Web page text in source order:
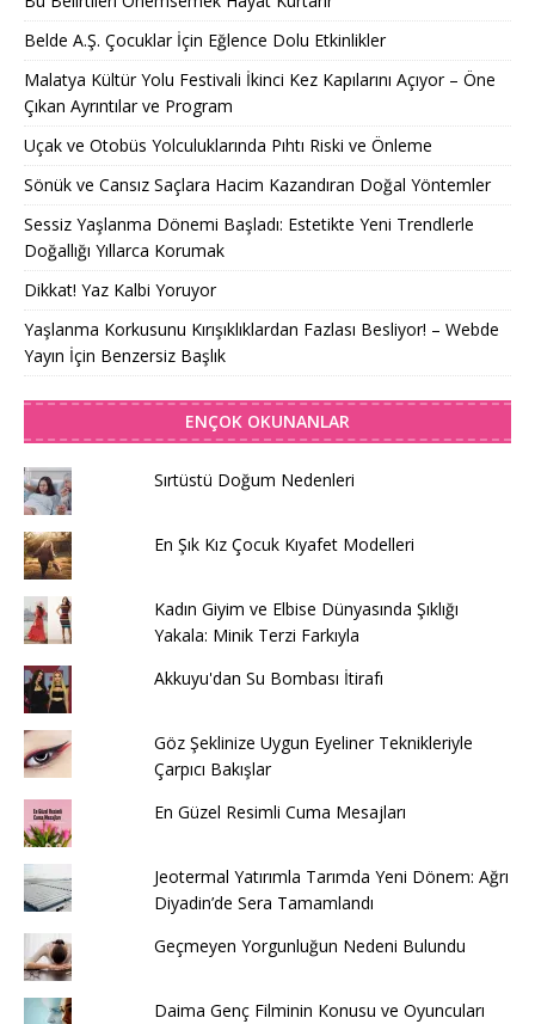
Belde A.Ş. Çocuklar İçin Eğlence Dolu Etkinlikler
Malatya Kültür Yolu Festivali İkinci Kez Kapılarını Açıyor – Öne
Çıkan Ayrıntılar ve Program
Uçak ve Otobüs Yolculuklarında Pıhtı Riski ve Önleme
Sönük ve Cansız Saçlara Hacim Kazandıran Doğal Yöntemler
Sessiz Yaşlanma Dönemi Başladı: Estetikte Yeni Trendlerle
Doğallığı Yıllarca Korumak
Dikkat! Yaz Kalbi Yoruyor
Yaşlanma Korkusunu Kırışıklıklardan Fazlası Besliyor! – Webde
Yayın İçin Benzersiz Başlık
ENÇOK OKUNANLAR
Sırtüstü Doğum Nedenleri
En Şık Kız Çocuk Kıyafet Modelleri
Kadın Giyim ve Elbise Dünyasında Şıklığı
Yakala: Minik Terzi Farkıyla
Akkuyu'dan Su Bombası İtirafı
Göz Şeklinize Uygun Eyeliner Teknikleriyle
Çarpıcı Bakışlar
En Güzel Resimli Cuma Mesajları
Jeotermal Yatırımla Tarımda Yeni Dönem: Ağrı
Diyadin’de Sera Tamamlandı
Geçmeyen Yorgunluğun Nedeni Bulundu
Daima Genç Filminin Konusu ve Oyuncuları